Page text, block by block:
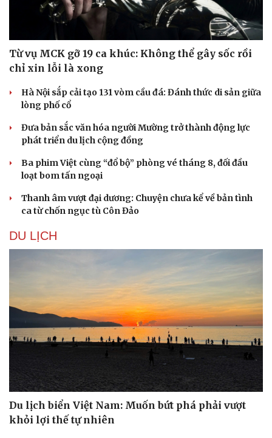
Thông tin doanh nghiệp
Doanh nghiệp 24h
Doanh nhân
Vì cộng đồng
Sành điệu
Trải nghiệm
Từ vụ MCK gỡ 19 ca khúc: Không thể gây sốc rồi
chỉ xin lỗi là xong
Hà Nội sắp cải tạo 131 vòm cầu đá: Đánh thức di sản giữa
lòng phố cổ
Đưa bản sắc văn hóa người Mường trở thành động lực
phát triển du lịch cộng đồng
Ba phim Việt cùng “đổ bộ” phòng vé tháng 8, đối đầu
loạt bom tấn ngoại
Thanh âm vượt đại dương: Chuyện chưa kể về bản tình
ca từ chốn ngục tù Côn Đảo
DU LỊCH
Du lịch biển Việt Nam: Muốn bứt phá phải vượt
khỏi lợi thế tự nhiên